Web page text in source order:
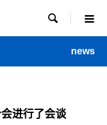

news
进行了会谈